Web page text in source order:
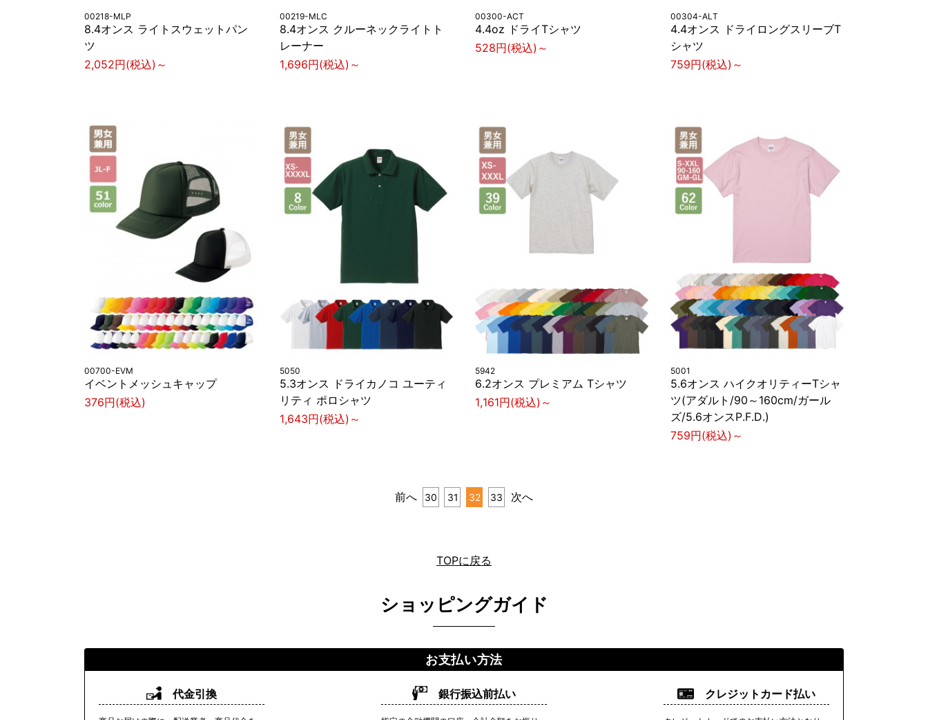
00218-MLP
8.4オンス ライトスウェットパン
ツ
2,052円(税込)～
00219-MLC
8.4オンス クルーネックライトト
レーナー
1,696円(税込)～
00300-ACT
4.4oz ドライTシャツ
528円(税込)～
00304-ALT
4.4オンス ドライロングスリーブT
シャツ
759円(税込)～
00700-EVM
イベントメッシュキャップ
376円(税込)
5050
5.3オンス ドライカノコ ユーティ
リティ ポロシャツ
1,643円(税込)～
5942
6.2オンス プレミアム Tシャツ
1,161円(税込)～
5001
5.6オンス ハイクオリティーTシャ
ツ(アダルト/90～160cm/ガール
ズ/5.6オンスP.F.D.)
759円(税込)～
前へ 30 31 32 33 次へ
TOPに戻る
ショッピングガイド
お支払い方法
代金引換 銀行振込前払い クレジットカード払い